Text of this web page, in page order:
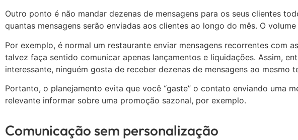
Outro ponto é não mandar dezenas de mensagens para os seus clientes
quantas mensagens serão enviadas aos clientes ao longo do mês. O
Por exemplo, é normal um restaurante enviar mensagens recorrentes
talvez faça sentido comunicar apenas lançamentos e liquidações. Assim,
interessante, ninguém gosta de receber dezenas de mensagens ao mesmo
Portanto, o planejamento evita que você “gaste” o contato enviando uma
relevante informar sobre uma promoção sazonal, por exemplo.
Comunicação sem personalização